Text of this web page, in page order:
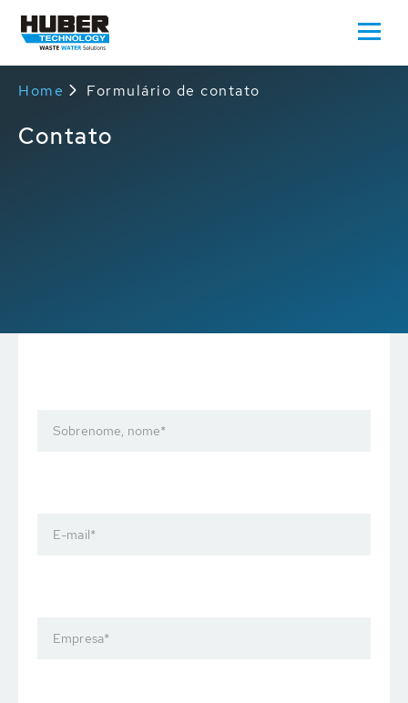
Home Formulário de contato
Contato
Sobrenome, nome*
E-mail*
Empresa*